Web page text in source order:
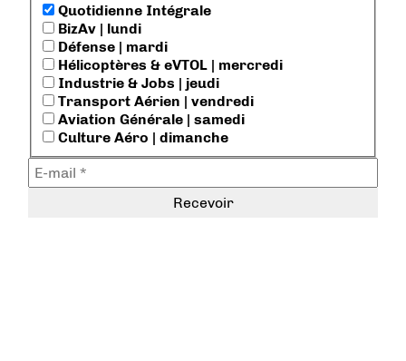
Quotidienne Intégrale
BizAv | lundi
Défense | mardi
Hélicoptères & eVTOL | mercredi
Industrie & Jobs | jeudi
Transport Aérien | vendredi
Aviation Générale | samedi
Culture Aéro | dimanche